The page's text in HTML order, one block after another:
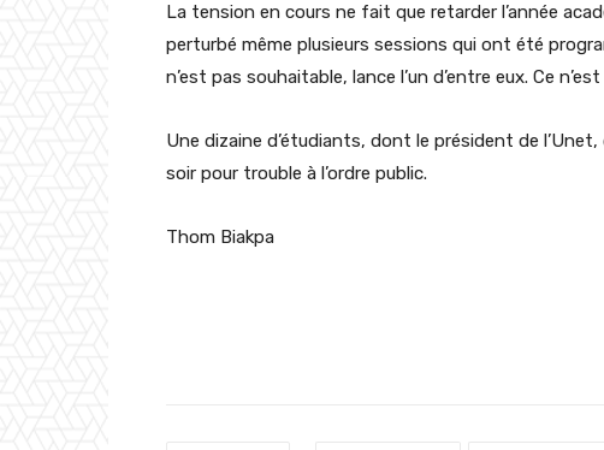
La tension en cours ne fait que retarder l’année
perturbé même plusieurs sessions qui ont été
n’est pas souhaitable, lance l’un d’entre eux. Ce
Une dizaine d’étudiants, dont le président de
soir pour trouble à l’ordre public.
Thom Biakpa